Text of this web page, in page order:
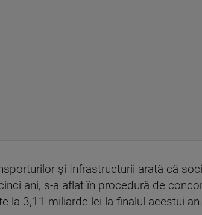
și Infrastructurii arată că
ani, s-a aflat în procedură de
la 3,11 miliarde lei la finalul acestui an.